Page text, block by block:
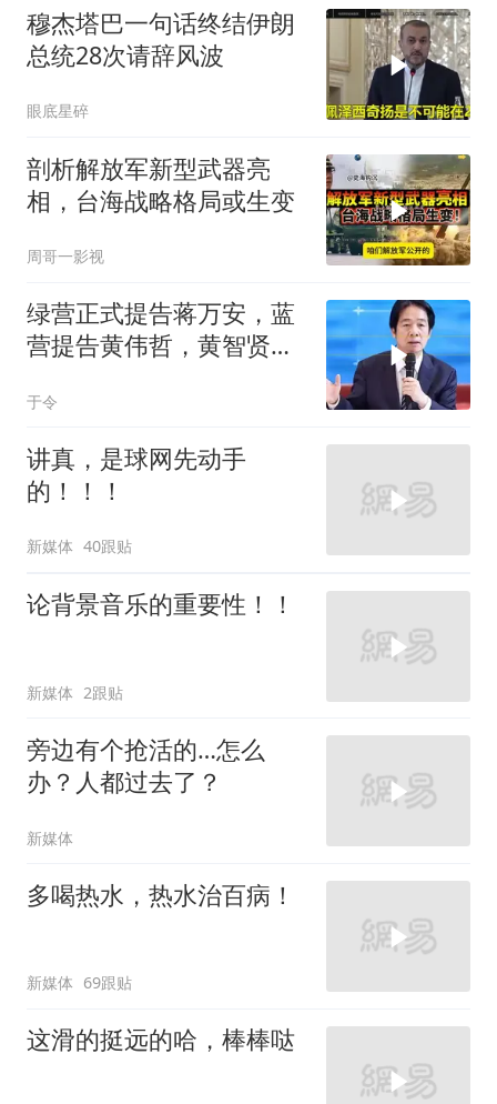
穆杰塔巴一句话终结伊朗
总统28次请辞风波
眼底星碎
剖析解放军新型武器亮
相，台海战略格局或生变
周哥一影视
绿营正式提告蒋万安，蓝
营提告黄伟哲，黄智贤不
于令
讲真，是球网先动手
的！！！
新媒体 40跟贴
论背景音乐的重要性！！
新媒体 2跟贴
旁边有个抢活的…怎么
办？人都过去了？
新媒体
多喝热水，热水治百病！
新媒体 69跟贴
这滑的挺远的哈，棒棒哒